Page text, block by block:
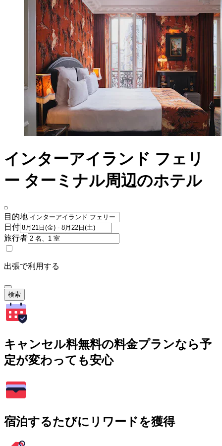
インターアイランド フェリ
ー ターミナル周辺のホテル
目的地
日付
旅行者
出張で利用する
検索
キャンセル料無料の料金プランなら予
定が変わっても安心
宿泊するたびにリワードを獲得